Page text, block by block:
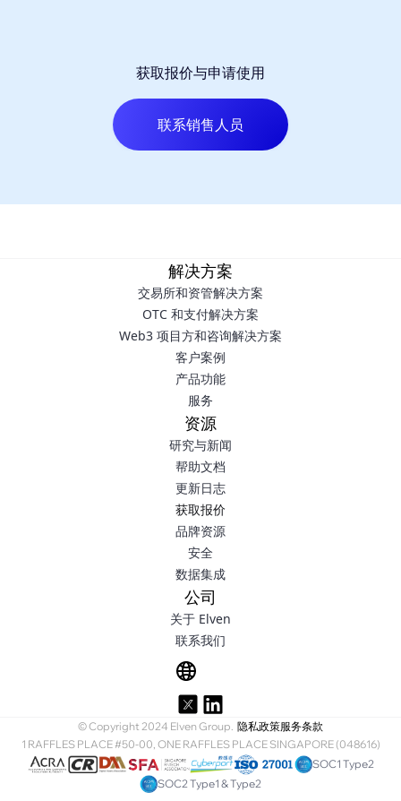
获取报价与申请使用
联系销售人员
解决方案
交易所和资管解决方案
OTC 和支付解决方案
Web3 项目方和咨询解决方案
客户案例
产品功能
服务
资源
研究与新闻
帮助文档
更新日志
获取报价
品牌资源
安全
数据集成
公司
关于 Elven
联系我们
© Copyright 2024 Elven Group. 隐私政策服务条款
1 RAFFLES PLACE #50-00, ONE RAFFLES PLACE SINGAPORE (048616)
SOC1 Type2
SOC2 Type1 & Type2